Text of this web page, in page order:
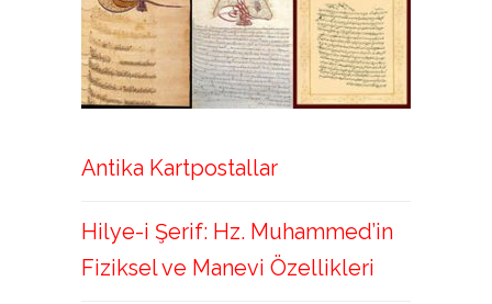
Antika Kartpostallar
Hilye-i Şerif: Hz. Muhammed’in
Fiziksel ve Manevi Özellikleri